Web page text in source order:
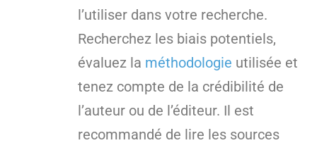
l’utiliser dans votre recherche.
Recherchez les biais potentiels,
évaluez la méthodologie utilisée et
tenez compte de la crédibilité de
l’auteur ou de l’éditeur. Il est
recommandé de lire les sources